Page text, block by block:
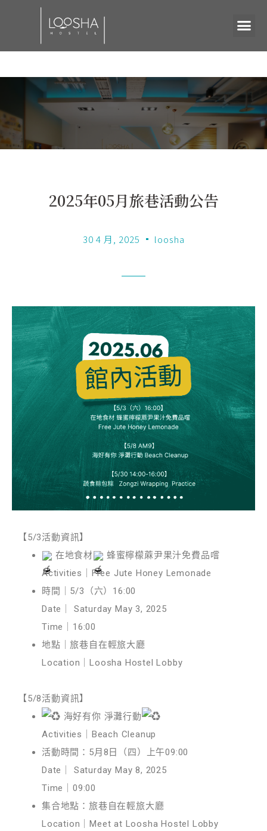
2025年05月旅巷活動公告
30 4 月, 2025 loosha
【5/3活動資訊】
在地食材
蜂蜜檸檬蔴尹果汁免費品嚐
Activities｜ Free Jute Honey Lemonade
時間｜5/3（六）16:00
Date｜
Saturday May 3, 2025
Time｜16:00
地點｜旅巷自在輕旅大廳
Location｜Loosha Hostel Lobby
【5/8活動資訊】
海好有你 淨灘行動
Activities｜Beach Cleanup
活動時間：5月8日（四）上午09:00
Date｜
Saturday May 8, 2025
Time｜09:00
集合地點：旅巷自在輕旅大廳
Location｜Meet at Loosha Hostel Lobby